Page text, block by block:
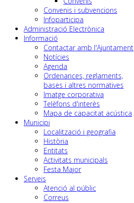
Convenis i subvencions
Infoparticipa
Administració Electrònica
Informació
Contactar amb l'Ajuntament
Notícies
Agenda
Ordenances, reglaments,
bases i altres normatives
Imatge corporativa
Telèfons d'interès
Mapa de capacitat acústica
Municipi
Localització i geografia
Història
Entitats
Activitats municipals
Festa Major
Serveis
Atenció al públic
Correus